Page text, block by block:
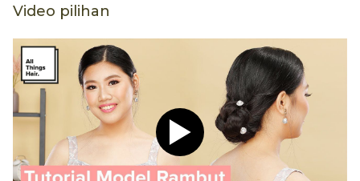
Video pilihan
Play video Tutorial Hijab